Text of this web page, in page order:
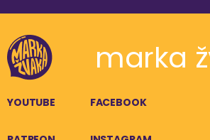
marka
YOUTUBE FACEBOOK